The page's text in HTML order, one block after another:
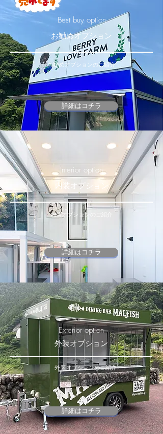
Best buy option
お勧めオプション
お勧めオプションのご紹介
詳細はコチラ
Interior option
内装オプション
内装オプションのご紹介
詳細はコチラ
Exterior option
外装オプション
外装オプションのご紹介
詳細はコチラ